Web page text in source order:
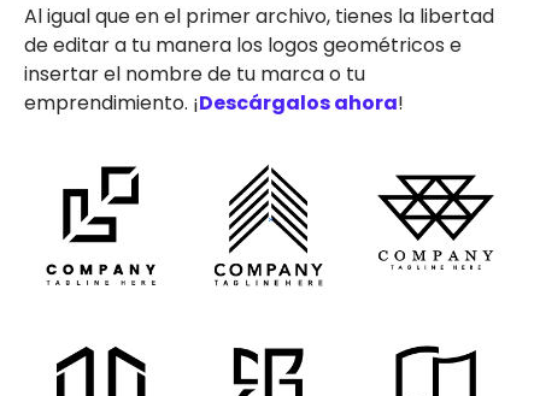
Al igual que en el primer archivo, tienes la libertad
de editar a tu manera los logos geométricos e
insertar el nombre de tu marca o tu
emprendimiento. ¡Descárgalos ahora!